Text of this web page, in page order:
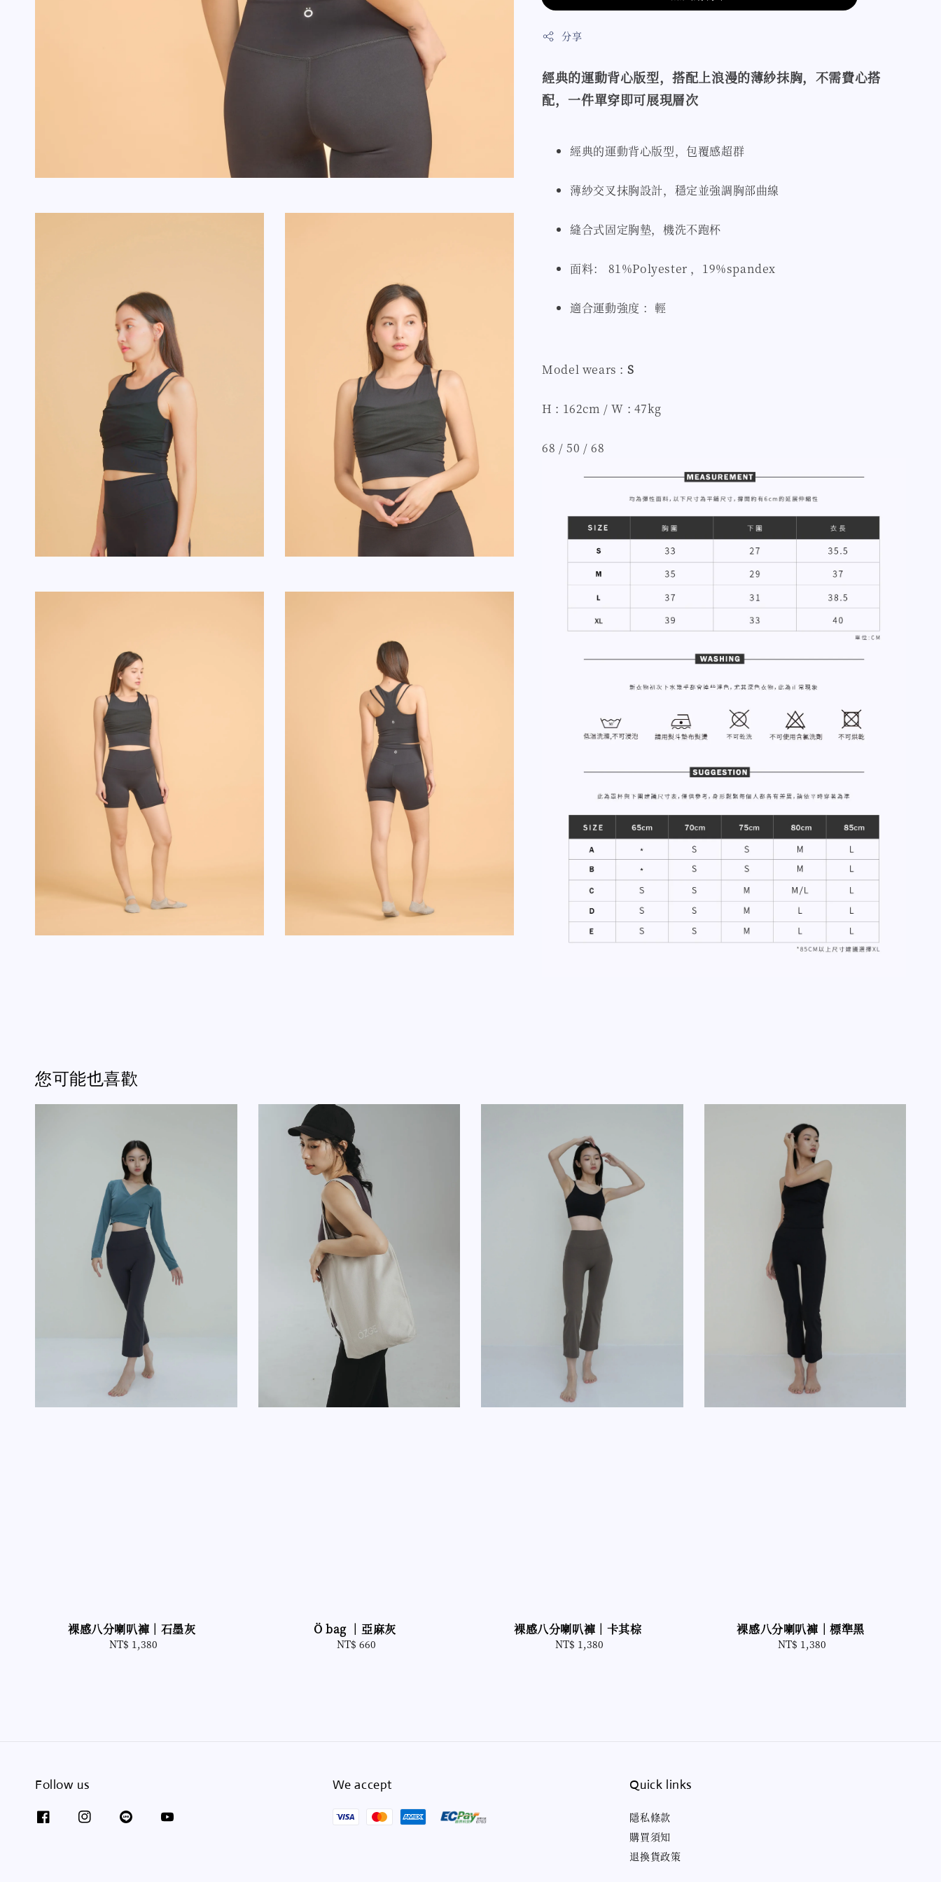
分享
經典的運動背心版型，搭配上浪漫的薄紗抹胸，不需費心搭
配，一件單穿即可展現層次
經典的運動背心版型，包覆感超群
薄紗交叉抹胸設計，穩定並強調胸部曲線
縫合式固定胸墊，機洗不跑杯
面料： 81%Polyester ，19%spandex
適合運動強度 ：輕
Model wears : S
H : 162cm / W : 47kg
68 / 50 / 68
您可能也喜歡
裸感八分喇叭褲｜石墨灰
Regular
NT$ 1,380
Ö bag ｜亞麻灰
Regular
NT$ 660
裸感八分喇叭褲｜卡其棕
Regular
NT$ 1,380
裸感八分喇叭褲｜標準黑
Regular
NT$ 1,380
Follow us We accept Quick links
隱私條款
購買須知
退換貨政策